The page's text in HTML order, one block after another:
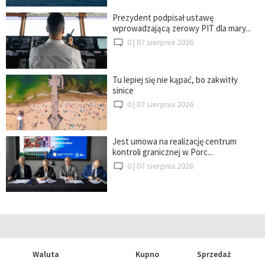
Prezydent podpisał ustawę
wprowadzającą zerowy PIT dla mary...
0 | 07 sierpnia 2026
Tu lepiej się nie kąpać, bo zakwitły
sinice
0 | 07 sierpnia 2026
Jest umowa na realizację centrum
kontroli granicznej w Porc...
0 | 07 sierpnia 2026
Waluta Kupno
Sprzedaż